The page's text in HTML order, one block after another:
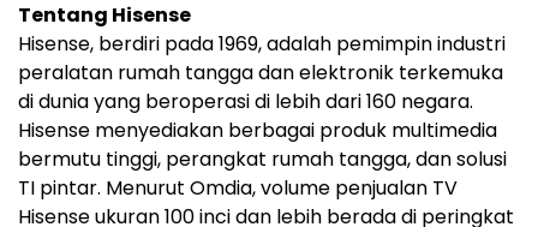
Tentang Hisense
Hisense, berdiri pada 1969, adalah pemimpin industri
peralatan rumah tangga dan elektronik terkemuka
di dunia yang beroperasi di lebih dari 160 negara.
Hisense menyediakan berbagai produk multimedia
bermutu tinggi, perangkat rumah tangga, dan solusi
TI pintar. Menurut Omdia, volume penjualan TV
Hisense ukuran 100 inci dan lebih berada di peringkat